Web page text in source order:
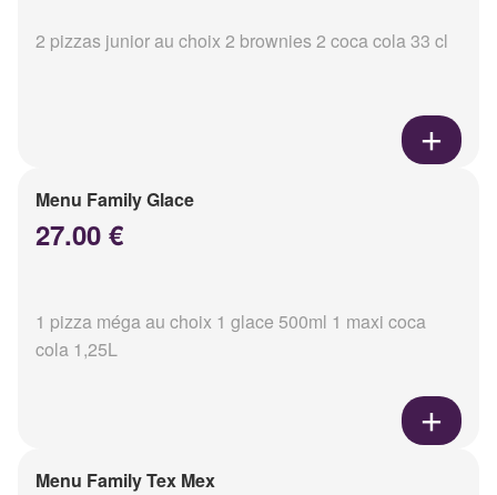
2 pizzas junior au choix 2 brownies 2 coca cola 33 cl
Menu Family Glace
27.00 €
1 pizza méga au choix 1 glace 500ml 1 maxi coca
cola 1,25L
Menu Family Tex Mex